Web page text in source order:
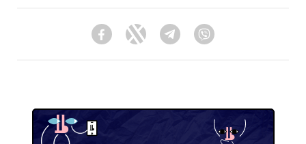
FacebookTwitter Telegram